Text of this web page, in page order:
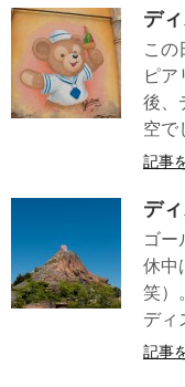
デ
この
ピア
後、
空で
記事
デ
ゴー
休中
笑）
ディ
記事